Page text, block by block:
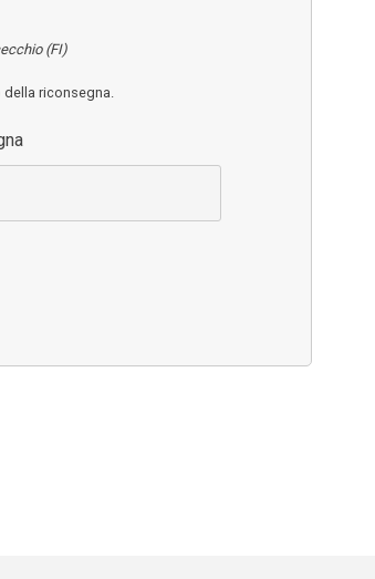
(FI)
riconsegna.